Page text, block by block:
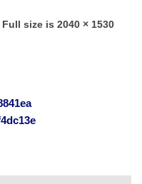
Full size is2040 × 1530